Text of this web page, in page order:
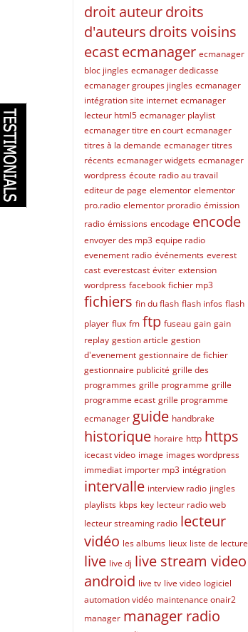
droit auteurdroits
d'auteurs droits voisins
ecastecmanager ecmanager
bloc jingles ecmanager dedicasse
ecmanager groupes jingles ecmanager
intégration site internet ecmanager
lecteur html5 ecmanager playlist
ecmanager titre en court ecmanager
titres à la demande ecmanager titres
récents ecmanager widgets ecmanager
wordpress écoute radio au travail
editeur de page elementor elementor
pro.radio elementor proradio émission
radio émissions encodage encode
envoyer des mp3 equipe radio
evenement radio événements everest
cast everestcast éviter extension
wordpress facebook fichier mp3
fichiers fin du flash flash infos flash
player flux fm ftp fuseau gain gain
replay gestion article gestion
d'evenement gestionnaire de fichier
gestionnaire publicité grille des
programmes grille programme grille
programme ecast grille programme
ecmanager guide handbrake
historique horaire http https
icecast video image images wordpress
immediat importer mp3 intégration
intervalle interview radio jingles
playlists kbps key lecteur radio web
lecteur streaming radio lecteur
vidéo les albums lieux liste de lecture
live live dj live stream video
android live tv live video logiciel
automation vidéo maintenance onair2
manager manager radio